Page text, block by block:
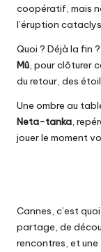
coopératif, mais
l’éruption
Quoi ? Déjà la fin
Mû, pour clôturer
du retour, des
Une ombre au
Neta-tanka,
jouer le moment
Cannes, c’est
partage, de
rencontres, et une